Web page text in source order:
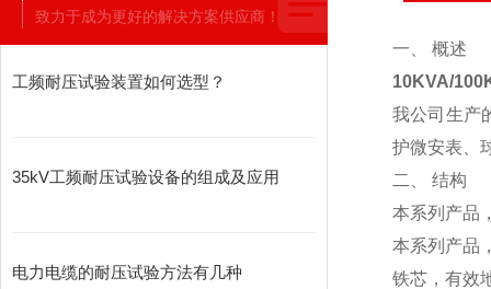
致力于成为更好的解决方案供应商！
工频耐压试验装置如何选型？
35kV工频耐压试验设备的组成及应用
电力电缆的耐压试验方法有几种
一、 概述
10KVA/
我公司生产
护微安表、
二、 结构
本系列产品
本系列产品
铁芯，有效